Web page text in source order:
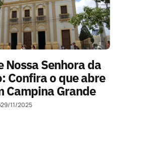
Nossa Senhora da
Confira o que abre
Campina Grande
29/11/2025